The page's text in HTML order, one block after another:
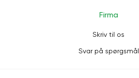
Firma
Skriv til os
Svar på spørgsmål